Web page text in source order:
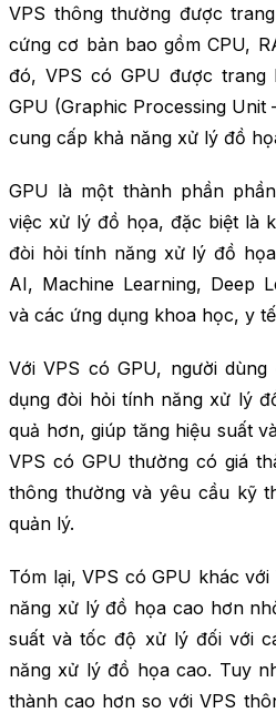
VPS thông thường được
cứng cơ bản bao gồm CPU,
đó, VPS có GPU được trang
GPU (Graphic Processing
cung cấp khả năng xử lý đồ
GPU là một thành phần
việc xử lý đồ họa, đặc biệt là
đòi hỏi tính năng xử lý đồ
AI, Machine Learning, Deep
và các ứng dụng khoa học, y
Với VPS có GPU, người
dụng đòi hỏi tính năng xử lý
quả hơn, giúp tăng hiệu suất
VPS có GPU thường có giá
thông thường và yêu cầu kỹ
quản lý.
Tóm lại, VPS có GPU khác
năng xử lý đồ họa cao hơn
suất và tốc độ xử lý đối với
năng xử lý đồ họa cao. Tuy
thành cao hơn so với VPS